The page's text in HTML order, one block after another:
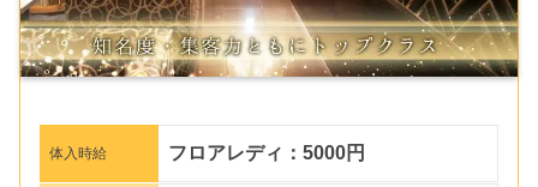
体入時給 フロアレディ：5000円